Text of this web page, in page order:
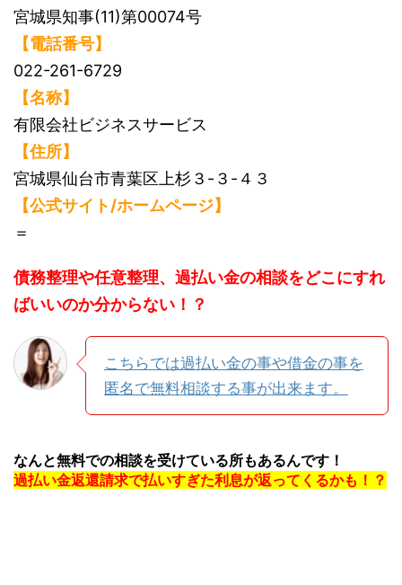
宮城県知事(11)第00074号
【電話番号】
022-261-6729
【名称】
有限会社ビジネスサービス
【住所】
宮城県仙台市青葉区上杉３-３-４３
【公式サイト/ホームページ】
＝
債務整理や任意整理、過払い金の相談をどこにすれ
ばいいのか分からない！？
こちらでは過払い金の事や借金の事を
匿名で無料相談する事が出来ます。
なんと無料での相談を受けている所もあるんです！
過払い金返還請求で払いすぎた利息が返ってくるかも！？